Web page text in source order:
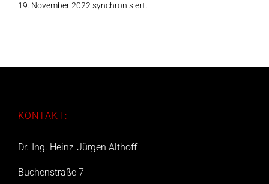
19. November 2022 synchronisiert.
KONTAKT:
Dr.-Ing. Heinz-Jürgen Althoff
Buchenstraße 7